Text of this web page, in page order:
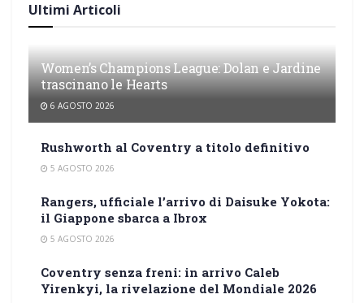
Ultimi Articoli
Women’s Champions League: Dolan e Jardine
trascinano le Hearts
6 AGOSTO 2026
Rushworth al Coventry a titolo definitivo
5 AGOSTO 2026
Rangers, ufficiale l’arrivo di Daisuke Yokota:
il Giappone sbarca a Ibrox
5 AGOSTO 2026
Coventry senza freni: in arrivo Caleb
Yirenkyi, la rivelazione del Mondiale 2026